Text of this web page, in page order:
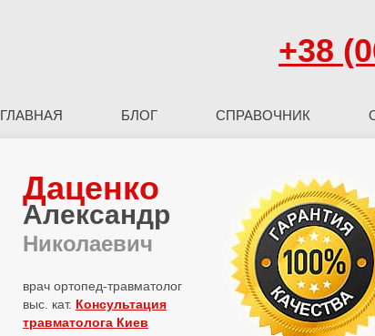
+38
ГЛАВНАЯ БЛОГ СПРАВОЧНИК
Даценко
Александр
Николаевич
врач ортопед-травматолог
выс. кат. Консультация
травматолога Киев